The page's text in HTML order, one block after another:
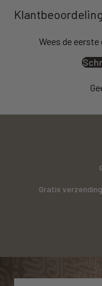
Wees de
Gratis